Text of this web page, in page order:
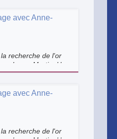
avec Anne-
recherche de l'or
Laure Martin. Une
de découvrir
en pleine nature.
avec Anne-
recherche de l'or